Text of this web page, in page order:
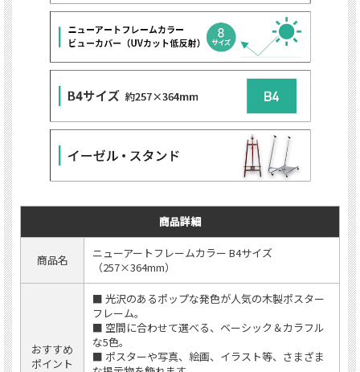
商品詳細
商品名
ニューアートフレームカラー B4サイズ
（257×364mm）
おすすめ
ポイント
■ 光沢のあるポップな発色が人気の木製ポスター
フレーム。
■ 空間に合わせて選べる、ベーシック＆カラフル
な5色。
■ ポスターや写真、絵画、イラスト等、さまざま